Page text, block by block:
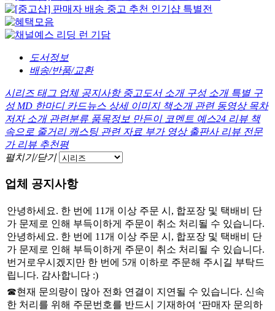
도서정보
배송/반품/교환
시리즈 태그 업체 공지사항 중고도서 소개 구성 소개 특별 구
성 MD 한마디 카드뉴스 상세 이미지 책소개 관련 동영상 목차
저자 소개 관련분류 품목정보 만든이 코멘트 예스24 리뷰 책
속으로 줄거리 캐스팅 관련 자료 부가 영상 출판사 리뷰 전문
가 리뷰 추천평
펼치기/닫기
업체 공지사항
안녕하세요. 한 번에 11개 이상 주문 시, 합포장 및 택배비 단
가 문제로 인해 부득이하게 주문이 취소 처리될 수 있습니다.
안녕하세요. 한 번에 11개 이상 주문 시, 합포장 및 택배비 단
가 문제로 인해 부득이하게 주문이 취소 처리될 수 있습니다.
번거로우시겠지만 한 번에 5개 이하로 주문해 주시길 부탁드
립니다. 감사합니다 :)
☎현재 문의량이 많아 전화 연결이 지연될 수 있습니다. 신속
한 처리를 위해 주문번호를 반드시 기재하여 ‘판매자 문의하